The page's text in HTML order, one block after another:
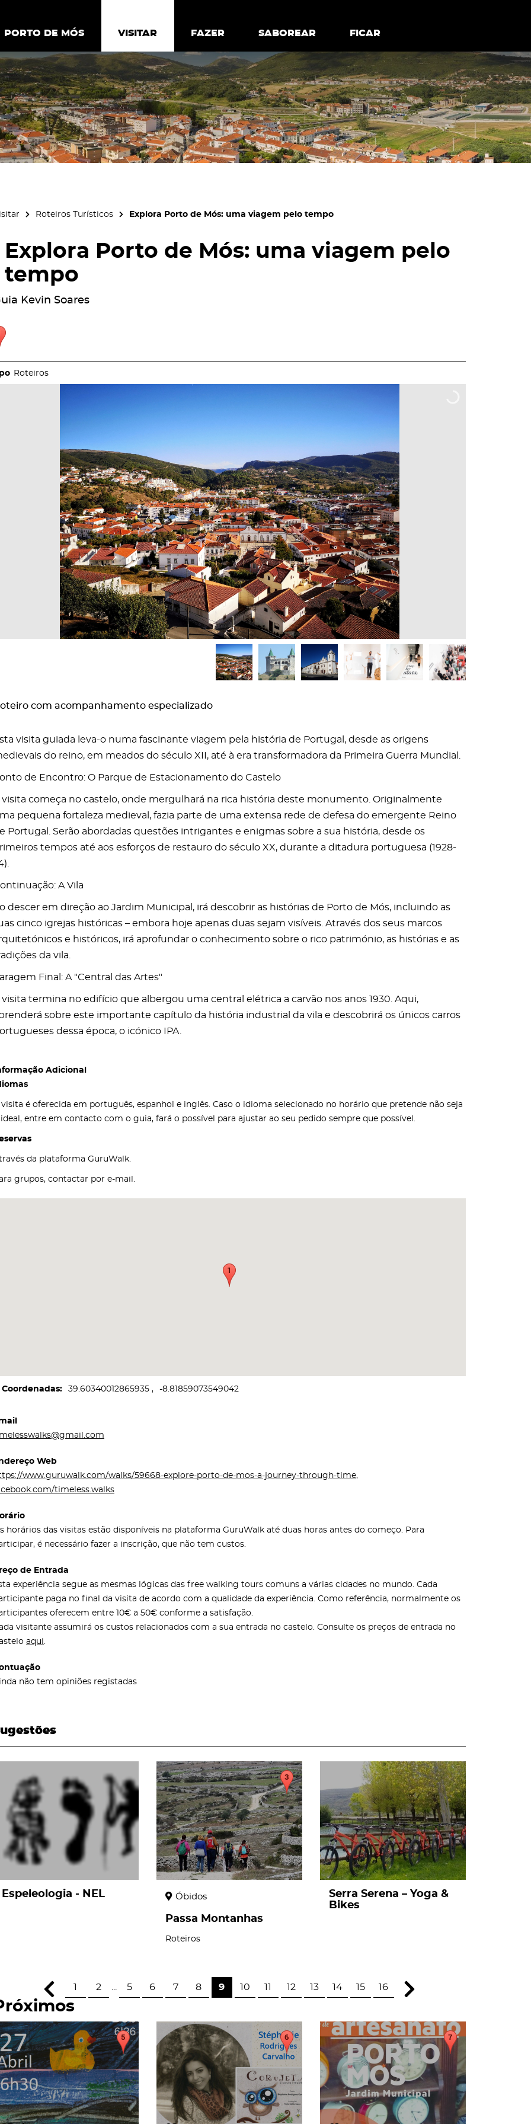
PORTO DE MÓS
VISITAR FAZER SABOREAR FICAR
PORTO DE MÓS VISITAR FAZER SABOREAR FICAR
Roteiros Turísticos Explora Porto de Mós: uma viagem pelo tempo
Explora Porto de Mós: uma viagem pelo
tempo
Kevin Soares
Roteiros
com acompanhamento especializado
visita guiada leva-o numa fascinante viagem pela história de Portugal, desde as origens
do reino, em meados do século XII, até à era transformadora da Primeira Guerra Mundial.
de Encontro: O Parque de Estacionamento do Castelo
visita começa no castelo, onde mergulhará na rica história deste monumento. Originalmente
pequena fortaleza medieval, fazia parte de uma extensa rede de defesa do emergente Reino
Portugal. Serão abordadas questões intrigantes e enigmas sobre a sua história, desde os
tempos até aos esforços de restauro do século XX, durante a ditadura portuguesa (1928-
A Vila
descer em direção ao Jardim Municipal, irá descobrir as histórias de Porto de Mós, incluindo as
cinco igrejas históricas – embora hoje apenas duas sejam visíveis. Através dos seus marcos
e históricos, irá aprofundar o conhecimento sobre o rico património, as histórias e as
da vila.
Final: A "Central das Artes"
visita termina no edifício que albergou uma central elétrica a carvão nos anos 1930. Aqui,
sobre este importante capítulo da história industrial da vila e descobrirá os únicos carros
dessa época, o icónico IPA.
Adicional
visita é oferecida em português, espanhol e inglês. Caso o idioma selecionado no horário que pretende não seja
entre em contacto com o guia, fará o possível para ajustar ao seu pedido sempre que possível.
da plataforma GuruWalk.
grupos, contactar por e-mail.
Coordenadas 39.60340012865935 -8.81859073549042
Web
www.guruwalk.com/walks/59668-explore-porto-de-mos-a-journey-through-time,
timeless.walks
horários das visitas estão disponíveis na plataforma GuruWalk até duas horas antes do começo. Para
é necessário fazer a inscrição, que não tem custos.
de Entrada
experiência segue as mesmas lógicas das free walking tours comuns a várias cidades no mundo. Cada
paga no final da visita de acordo com a qualidade da experiência. Como referência, normalmente os
oferecem entre 10€ a 50€ conforme a satisfação.
visitante assumirá os custos relacionados com a sua entrada no castelo. Consulte os preços de entrada no
aqui.
não tem opiniões registadas
Espeleologia - NEL
page
Óbidos
Passa Montanhas
Roteiros
page
Serra Serena – Yoga &
Bikes
1 2 5 6 7 8 9 10 11 12 13 14 15 16